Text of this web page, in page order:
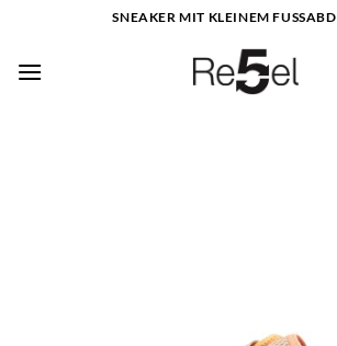
springen
SNEAKER MIT KLEINEM